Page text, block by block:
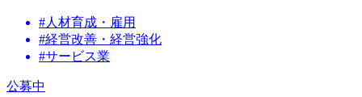
#人材育成・雇用
#経営改善・経営強化
#サービス業
公募中